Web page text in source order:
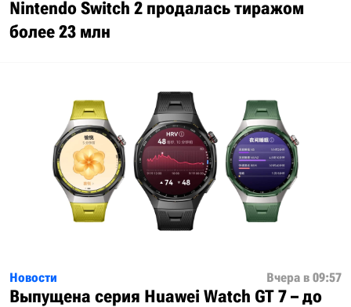
Nintendo Switch 2 продалась тиражом
более 23 млн
Новости Вчера в 09:57
Выпущена серия Huawei Watch GT 7 – до